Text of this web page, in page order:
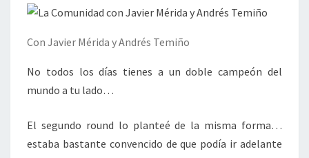
Con Javier Mérida y Andrés Temiño
No todos los días tienes a un doble campeón del
mundo a tu lado…
El segundo round lo planteé de la misma forma…
estaba bastante convencido de que podía ir adelante